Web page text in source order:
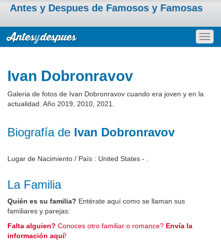
Antes y Despues de Famosos y Famosas
Ivan Dobronravov
Galeria de fotos de Ivan Dobronravov cuando era joven y en la
actualidad. Año 2019, 2010, 2021.
Biografía de Ivan Dobronravov
Lugar de Nacimiento / País : United States - .
La Familia
Quién es su familia? Entérate aquí como se llaman sus
familiares y parejas:
Falta alguien? Conoces otro familiar o romance? Envía la
información aquí!